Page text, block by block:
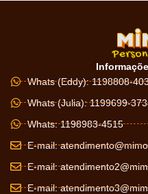
Whats (Eddy): 1198808-
Whats (Julia): 1199699-
Whats: 1198983-4515
E-mail:
E-mail:
E-mail: